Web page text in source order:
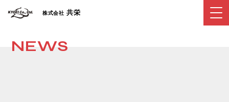
株式会社 共栄
NEWS